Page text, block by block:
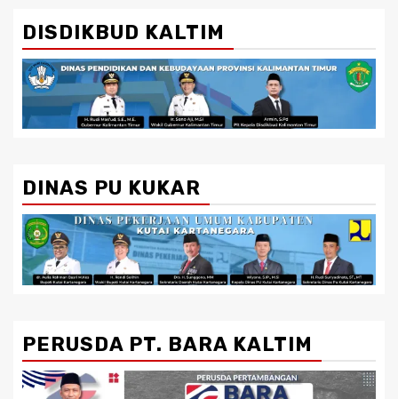
DISDIKBUD KALTIM
DINAS PU KUKAR
PERUSDA PT. BARA KALTIM